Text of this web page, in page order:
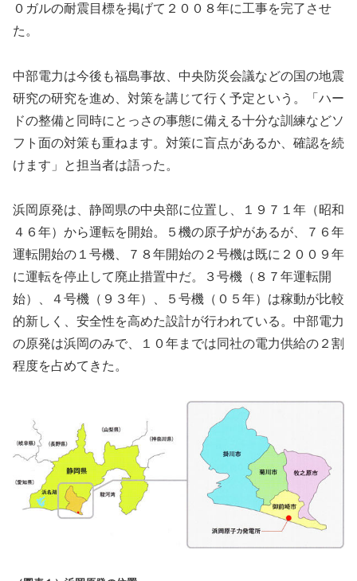
０ガルの耐震目標を掲げて２００８年に工事を完了させ
た。
中部電力は今後も福島事故、中央防災会議などの国の地震
研究の研究を進め、対策を講じて行く予定という。「ハー
ドの整備と同時にとっさの事態に備える十分な訓練などソ
フト面の対策も重ねます。対策に盲点があるか、確認を続
けます」と担当者は語った。
浜岡原発は、静岡県の中央部に位置し、１９７１年（昭和
４６年）から運転を開始。５機の原子炉があるが、７６年
運転開始の１号機、７８年開始の２号機は既に２００９年
に運転を停止して廃止措置中だ。３号機（８７年運転開
始）、４号機（９３年）、５号機（０５年）は稼動が比較
的新しく、安全性を高めた設計が行われている。中部電力
の原発は浜岡のみで、１０年までは同社の電力供給の２割
程度を占めてきた。